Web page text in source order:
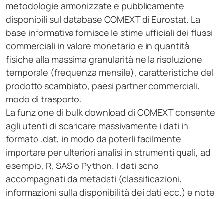
metodologie armonizzate e pubblicamente
disponibili sul database COMEXT di Eurostat. La
base informativa fornisce le stime ufficiali dei flussi
commerciali in valore monetario e in quantità
fisiche alla massima granularità nella risoluzione
temporale (frequenza mensile), caratteristiche del
prodotto scambiato, paesi partner commerciali,
modo di trasporto.
La funzione di bulk download di COMEXT consente
agli utenti di scaricare massivamente i dati in
formato .dat, in modo da poterli facilmente
importare per ulteriori analisi in strumenti quali, ad
esempio, R, SAS o Python. I dati sono
accompagnati da metadati (classificazioni,
informazioni sulla disponibilità dei dati ecc.) e note